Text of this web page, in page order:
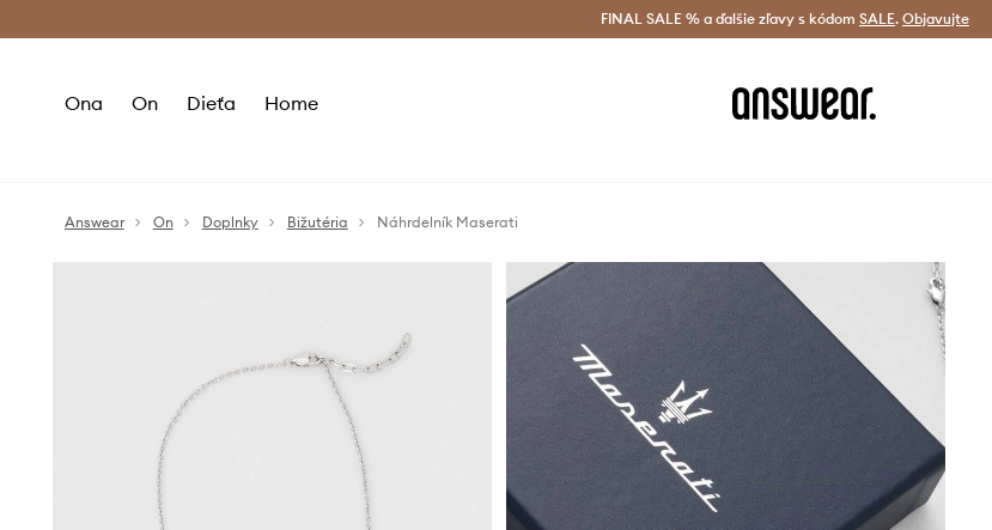
Bezplatná doprava od 60 € > Doručenie aj do 24 h >
FINAL SALE % a ďalšie zľavy s kódom SALE. Objavujte
Ona On Dieťa Home
Answear On Doplnky Bižutéria Náhrdelník Maserati